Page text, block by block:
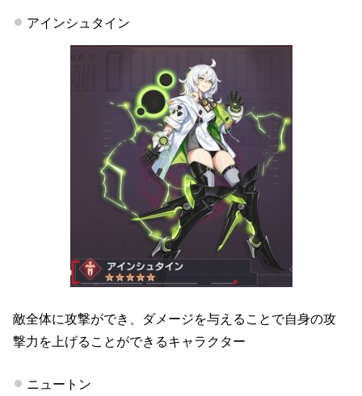
アインシュタイン
敵全体に攻撃ができ、ダメージを与えることで自身の攻
撃力を上げることができるキャラクター
ニュートン